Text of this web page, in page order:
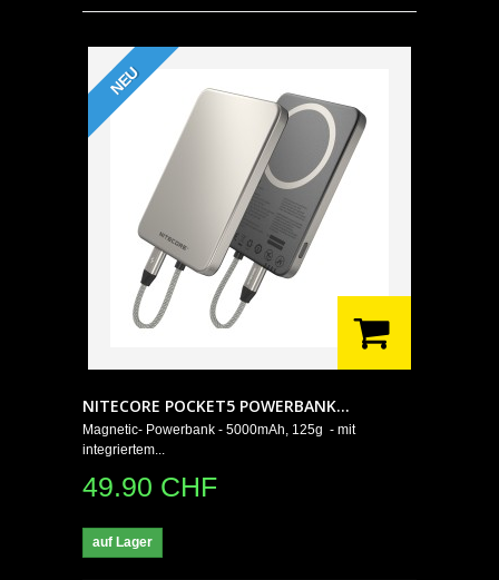
NEU
NITECORE POCKET5 POWERBANK...
Magnetic- Powerbank - 5000mAh, 125g - mit
integriertem...
49.90 CHF
auf Lager